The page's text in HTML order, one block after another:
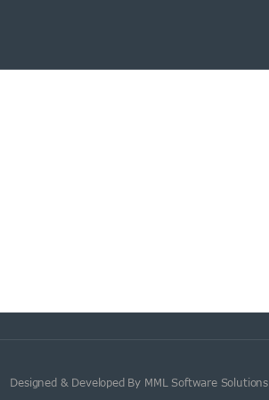
Designed & Developed By MML Software Solutions